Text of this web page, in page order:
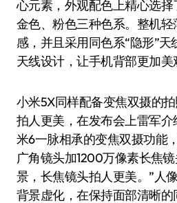
心元素，外观配色上精心选择
金色、粉色三种色系。整机
感，并且采用同色系“隐形”
天线设计，让手机背部更加美
小米5X同样配备变焦双摄的
拍人更美，在发布会上雷军
米6一脉相承的变焦双摄功能
广角镜头加1200万像素长焦
景，长焦镜头拍人更美。”人
背景虚化，在保持面部清晰